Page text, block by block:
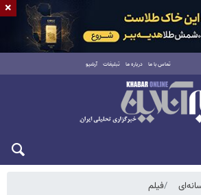
تماس با ما درباره ما تبلیغات آرشیو
۱۶ مرداد ۱۴۰۵
فیلم
×